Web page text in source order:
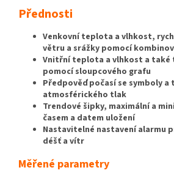
Přednosti
Venkovní teplota a vlhkost,
větru a srážky pomocí
Vnitřní teplota a vlhkost a také
pomocí sloupcového grafu
Předpověď počasí se symboly a
atmosférického tlak
Trendové šipky, maximální a
časem a datem uložení
Nastavitelné nastavení alarmu
déšť a vítr
Měřené parametry